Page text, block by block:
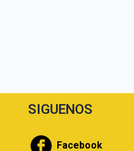
SIGUENOS
Facebook